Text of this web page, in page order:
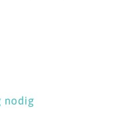
nodig